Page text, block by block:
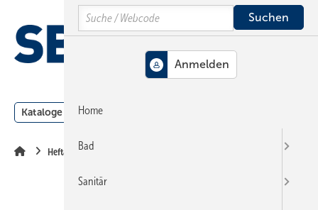
Hauptinhalt
Hauptmenü
SiteSearch
Kataloge Meldungen
Heftarchiv
Search
Home
Bad
Sanitär